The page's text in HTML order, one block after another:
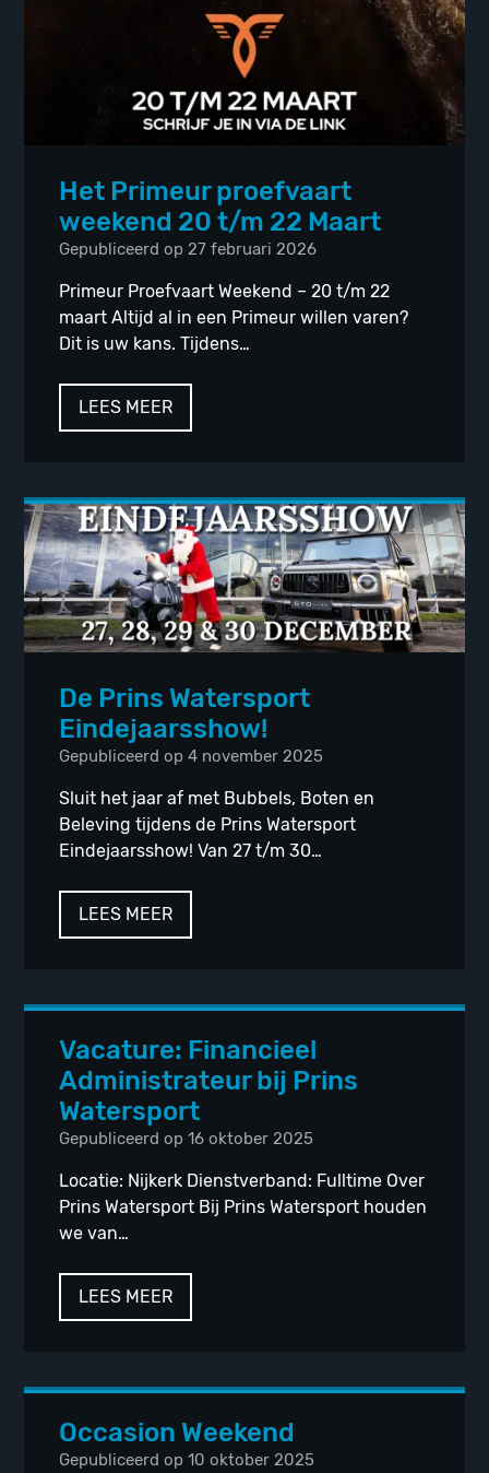
Het Primeur proefvaart
weekend 20 t/m 22 Maart
Gepubliceerd op 27 februari 2026
Primeur Proefvaart Weekend – 20 t/m 22
maart Altijd al in een Primeur willen varen?
Dit is uw kans. Tijdens…
LEES MEER
De Prins Watersport
Eindejaarsshow!
Gepubliceerd op 4 november 2025
Sluit het jaar af met Bubbels, Boten en
Beleving tijdens de Prins Watersport
Eindejaarsshow! Van 27 t/m 30…
LEES MEER
Vacature: Financieel
Administrateur bij Prins
Watersport
Gepubliceerd op 16 oktober 2025
Locatie: Nijkerk Dienstverband: Fulltime Over
Prins Watersport Bij Prins Watersport houden
we van…
LEES MEER
Occasion Weekend
Gepubliceerd op 10 oktober 2025